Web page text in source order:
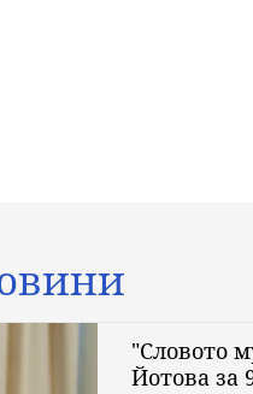
"Словото
Йотова за